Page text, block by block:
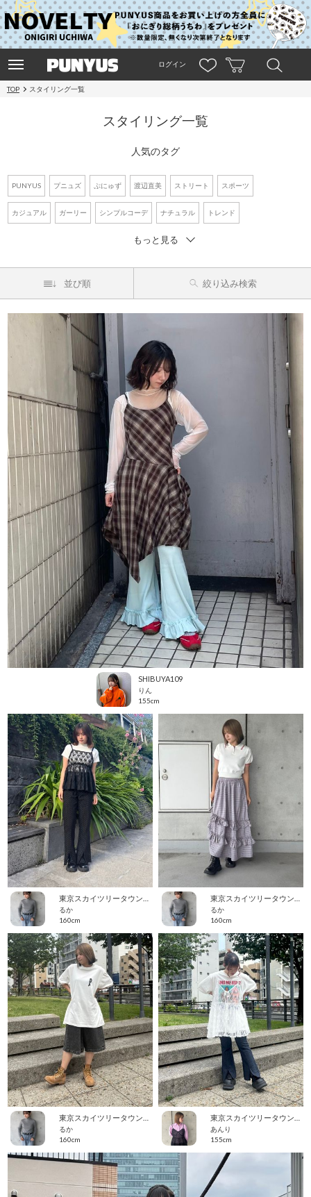
ログイン
TOP スタイリング一覧
スタイリング一覧
人気のタグ
PUNYUS プニュズ ぷにゅず 渡辺直美 ストリート スポーツ
カジュアル ガーリー シンプルコーデ ナチュラル トレンド
再入荷アイテム
ビッグシルエット Tシャツ デニム ワンピース シャツコーデ
もっと見る
並び順 絞り込み検索
SHIBUYA109
りん
155cm
るか
160cm
るか
160cm
るか
160cm
あんり
155cm